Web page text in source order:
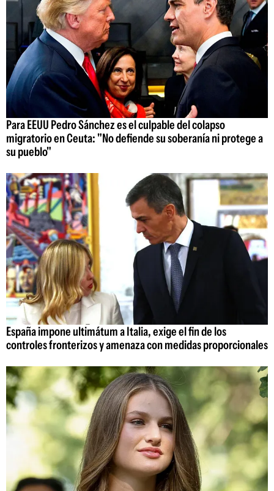
Para EEUU Pedro Sánchez es el culpable del colapso
migratorio en Ceuta: "No defiende su soberanía ni protege a
su pueblo"
España impone ultimátum a Italia, exige el fin de los
controles fronterizos y amenaza con medidas proporcionales